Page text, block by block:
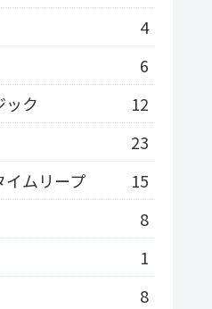
4
6
ック
12
23
イムリープ
15
8
1
8